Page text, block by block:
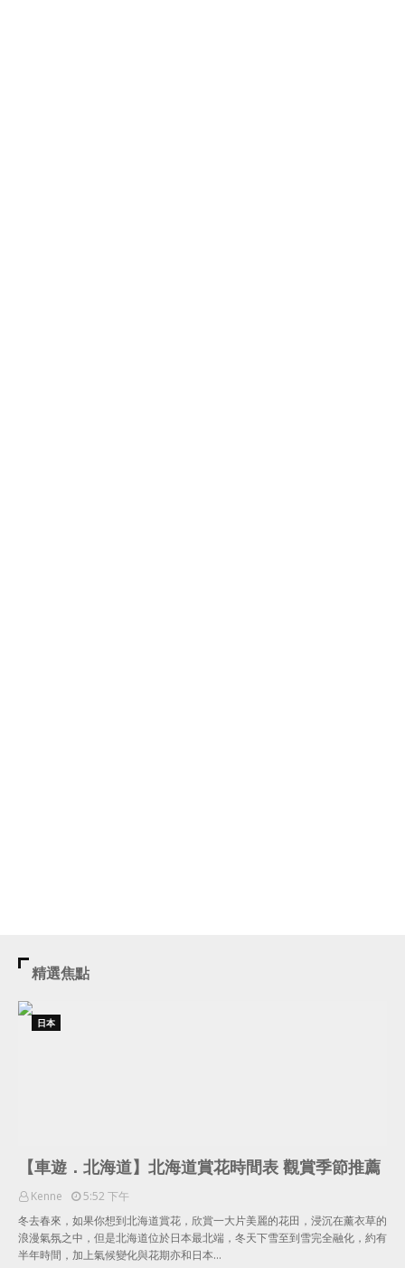
精選焦點
日本
【車遊．北海道】北海道賞花時間表 觀賞季節推薦
Kenne
5:52 下午
冬去春來，如果你想到北海道賞花，欣賞一大片美麗的花田，浸沉在薰衣草的
浪漫氣氛之中，但是北海道位於日本最北端，冬天下雪至到雪完全融化，約有
半年時間，加上氣候變化與花期亦和日本…